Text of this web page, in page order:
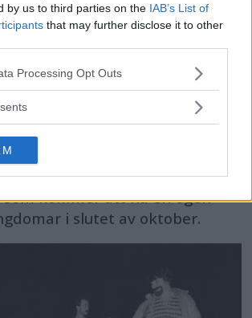
by us to third parties on the IAB’s List of
that may further disclose it to other
this website/app uses one or more Google
visit or usage behaviour. You may click to
below specified purposes in below Google
Processing Opt Outs
fotomaraton
av sig till Malmö
har varit i gång i två
och nu har de knoppat av
kommer att ha en egen
i slutet av oktober.